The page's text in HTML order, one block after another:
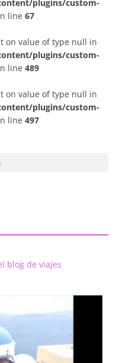
plugins/custom-
line67
on value of type null in
plugins/custom-
line489
on value of type null in
plugins/custom-
line497
blog de viajes